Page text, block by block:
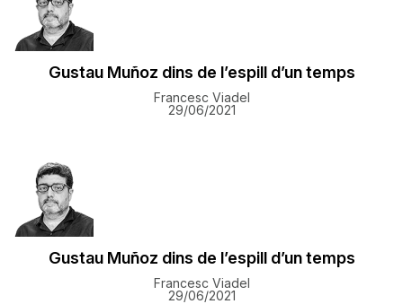
Gustau Muñoz dins de l’espill d’un temps
Francesc Viadel
29/06/2021
Gustau Muñoz dins de l’espill d’un temps
Francesc Viadel
29/06/2021